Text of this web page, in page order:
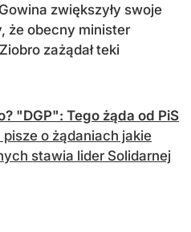
zwiększyły swoje
że obecny minister
zażądał teki
"DGP": Tego żąda od PiS
o żądaniach jakie
stawia lider Solidarnej